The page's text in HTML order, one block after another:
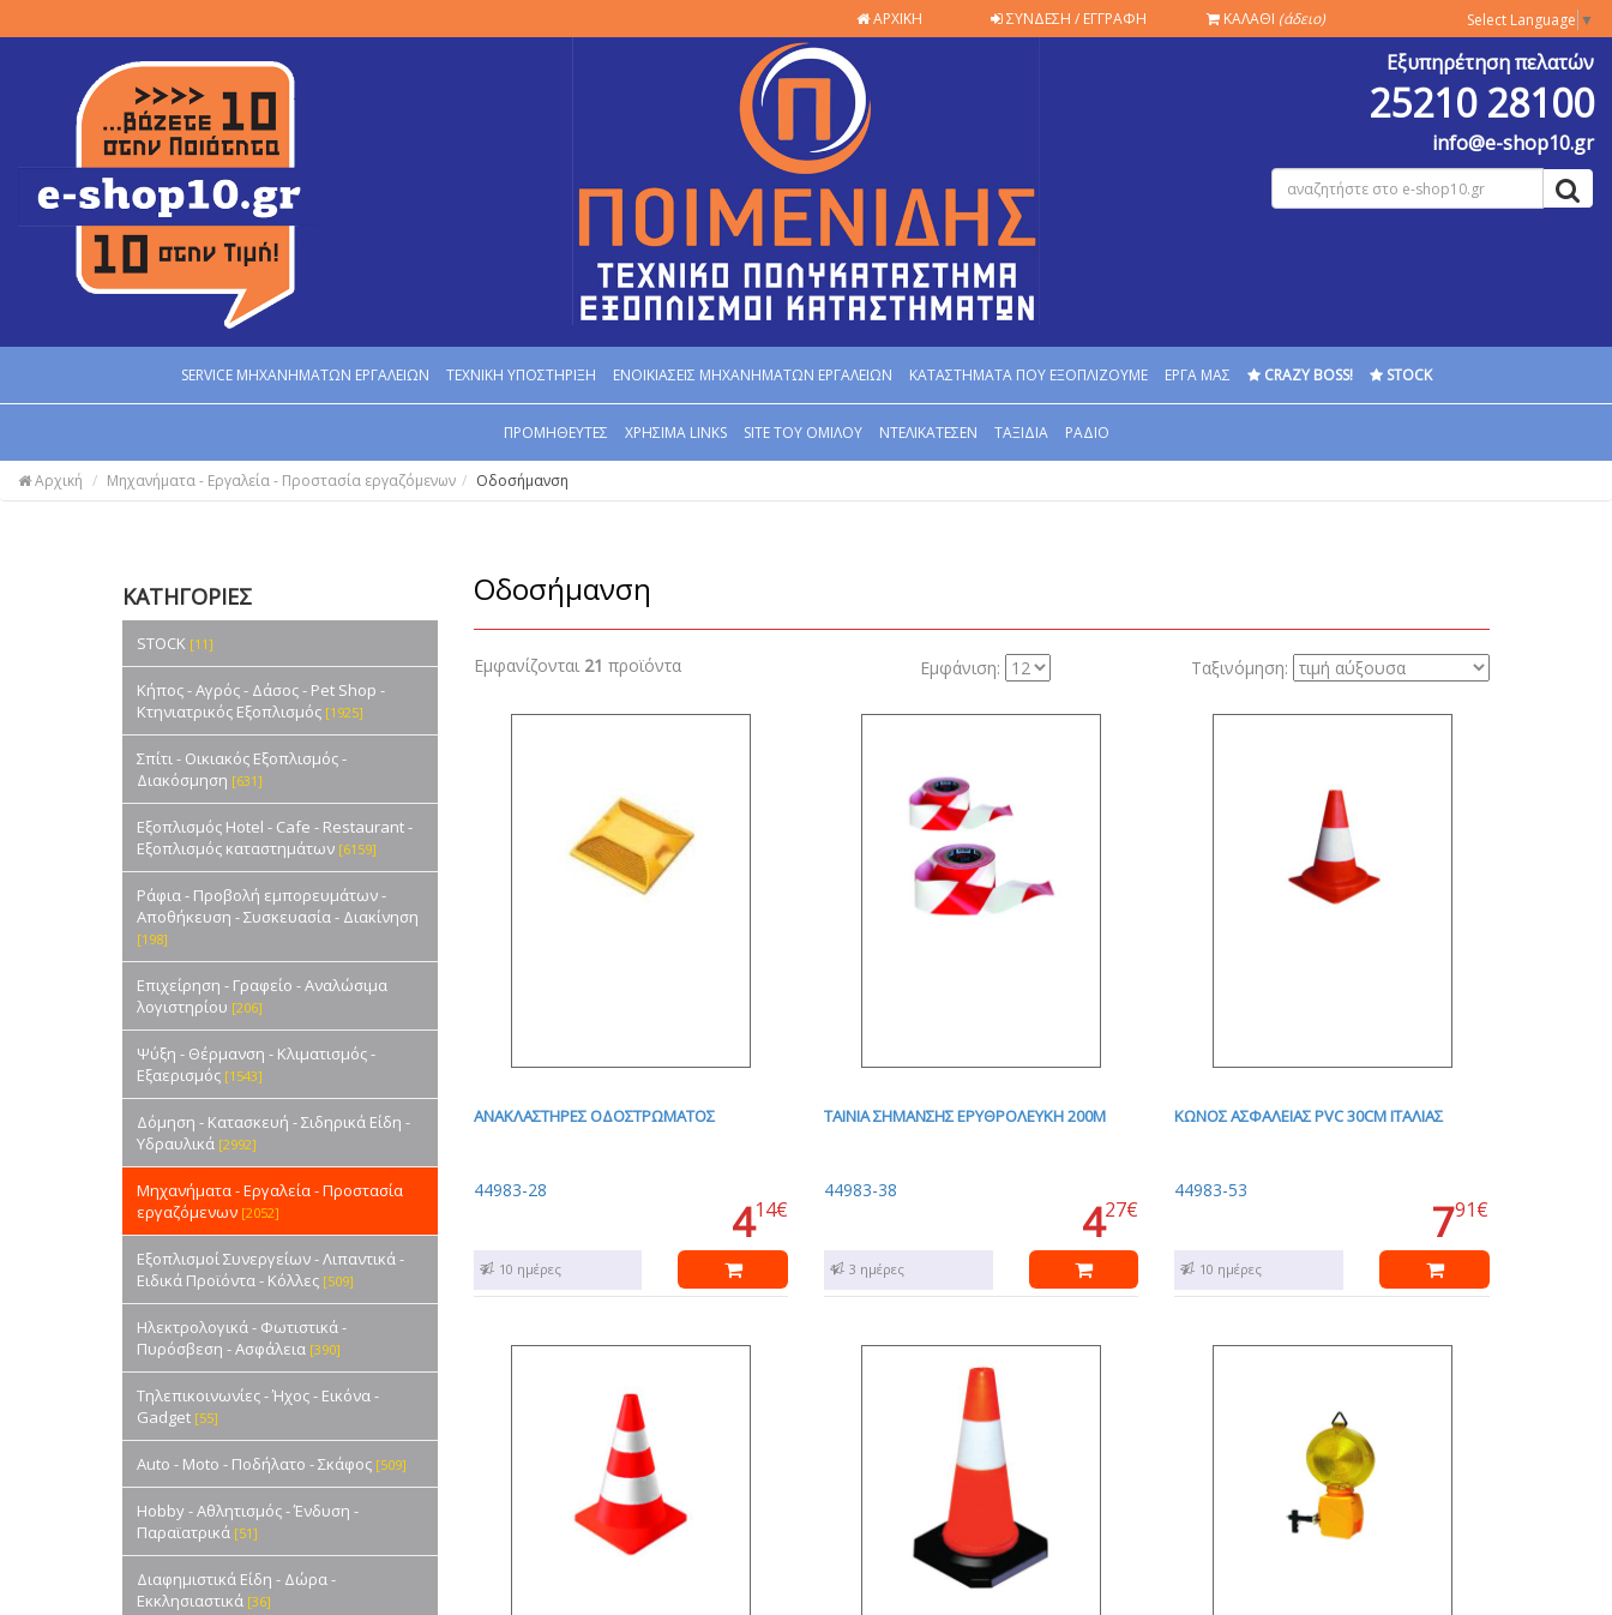
Select Language ▼
ΑΡΧΙΚΗ ΣΥΝΔΕΣΗ / ΕΓΓΡΑΦΗ ΚΑΛΑΘΙ (άδειο)
Εξυπηρέτηση πελατών
25210 28100
info@e-shop10.gr
SERVICE MΗΧΑΝΗΜΑΤΩΝ ΕΡΓΑΛΕΙΩΝ ΤΕΧΝΙΚΗ ΥΠΟΣΤΗΡΙΞΗ ΕΝΟΙΚΙΑΣΕΙΣ ΜΗΧΑΝΗΜΑΤΩΝ ΕΡΓΑΛΕΙΩΝ ΚΑΤΑΣΤΗΜΑΤΑ ΠΟΥ ΕΞΟΠΛΙΖΟΥΜΕ ΕΡΓΑ ΜΑΣ CRAZY BOSS! STOCK
ΠΡΟΜΗΘΕΥΤΕΣ ΧΡΗΣΙΜΑ LINKS SITE ΤΟΥ ΟΜΙΛΟΥ ΝΤΕΛΙΚΑΤΕΣΕΝ ΤΑΞΙΔΙΑ ΡΑΔΙΟ
Αρχική Μηχανήματα - Εργαλεία - Προστασία εργαζόμενων Οδοσήμανση
ΚΑΤΗΓΟΡΙΕΣ
STOCK [11]
Κήπος - Αγρός - Δάσος - Pet Shop -
Κτηνιατρικός Εξοπλισμός [1925]
Σπίτι - Οικιακός Εξοπλισμός -
Διακόσμηση [631]
Εξοπλισμός Hotel - Cafe - Restaurant -
Εξοπλισμός καταστημάτων [6159]
Ράφια - Προβολή εμπορευμάτων -
Αποθήκευση - Συσκευασία - Διακίνηση
[198]
Επιχείρηση - Γραφείο - Αναλώσιμα
λογιστηρίου [206]
Ψύξη - Θέρμανση - Κλιματισμός -
Εξαερισμός [1543]
Δόμηση - Κατασκευή - Σιδηρικά Είδη -
Υδραυλικά [2992]
Μηχανήματα - Εργαλεία - Προστασία
εργαζόμενων [2052]
Εξοπλισμοί Συνεργείων - Λιπαντικά -
Ειδικά Προϊόντα - Κόλλες [509]
Ηλεκτρολογικά - Φωτιστικά -
Πυρόσβεση - Ασφάλεια [390]
Τηλεπικοινωνίες - Ήχος - Εικόνα -
Gadget [55]
Auto - Moto - Ποδήλατο - Σκάφος [509]
Hobby - Αθλητισμός - Ένδυση -
Παραϊατρικά [51]
Διαφημιστικά Είδη - Δώρα -
Εκκλησιαστικά [36]
Οδοσήμανση
Εμφανίζονται 21 προϊόντα Εμφάνιση: Ταξινόμηση:
ΑΝΑΚΛΑΣΤΗΡΕΣ ΟΔΟΣΤΡΩΜΑΤΟΣ
44983-28
414€
7 - 10 ημέρες
ΤΑΙΝΙΑ ΣΗΜΑΝΣΗΣ ΕΡΥΘΡΟΛΕΥΚΗ 200Μ
44983-38
427€
1 - 3 ημέρες
ΚΩΝΟΣ ΑΣΦΑΛΕΙΑΣ PVC 30CM ΙΤΑΛΙΑΣ
44983-53
791€
7 - 10 ημέρες